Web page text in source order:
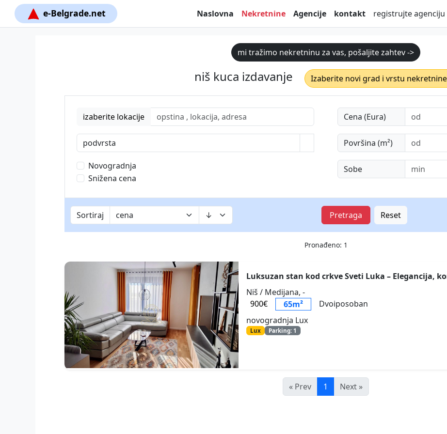
e-Belgrade.net Naslovna Nekretnine Agencije kontakt registrujte agenciju
mi tražimo nekretninu za vas, pošaljite zahtev ->
niš kuca izdavanje Izaberite novi grad i vrstu nekretnine
izaberite lokacije
podvrsta
Novogradnja
Snižena cena
Cena (Eura)
Površina (m²)
Sobe
Sortiraj Pretraga Reset
Pronađeno: 1
Luksuzan stan kod crkve Sveti Luka – Elegancija,
Niš / Medijana, -
900€
65m²
Dvoiposoban
novogradnja Lux
Lux Parking: 1
« Prev 1 Next »